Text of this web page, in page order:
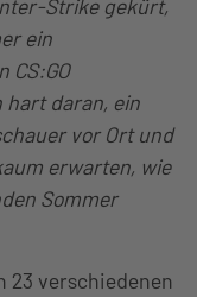
Strike gekürt,
ein
CS:GO
hart daran, ein
vor Ort und
erwarten, wie
Sommer
23 verschiedenen